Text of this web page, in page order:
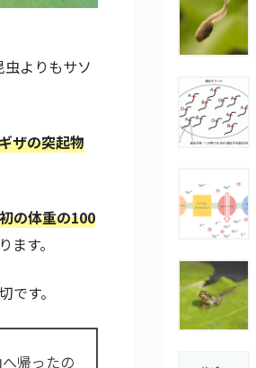
よりもサソ
ザの突起物
の体重の100
す。
す。
帰ったの